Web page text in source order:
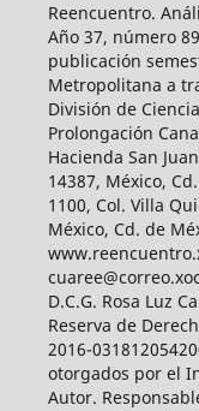
Reencuentro.
Año 37, número
publicación
Metropolitana a
División de
Prolongación
Hacienda San
14387, México,
1100, Col. Villa
México, Cd. de
D.C.G. Rosa Luz
Reserva de
2016-
otorgados por el
Autor.